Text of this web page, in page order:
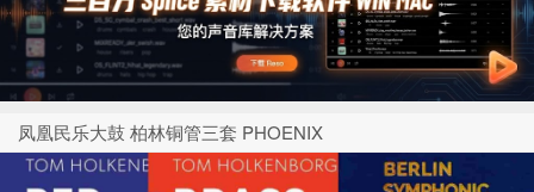
凤凰民乐大鼓 柏林铜管三套 PHOENIX